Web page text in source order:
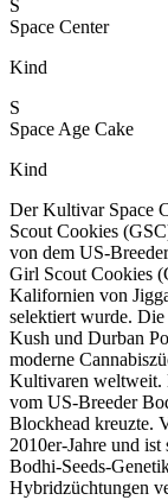
S
Space Center
Kind
S
Space Age Cake
Kind
Der Kultivar Space
Scout Cookies
von dem US-
Girl Scout Cookies
Kalifornien von
selektiert wurde.
Kush und Durban
moderne
Kultivaren weltweit.
vom US-Breeder
Blockhead kreuzte.
2010er-Jahre und
Bodhi-Seeds-
Hybridzüchtungen